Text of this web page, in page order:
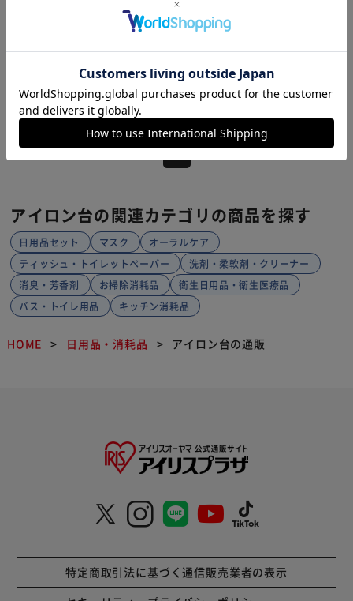
アイロン台 スタンド 舟型 IB-K003
¥4,380
アイロン台の関連カテゴリの商品を探す
日用品セット マスク
オーラルケア
ティッシュ・トイレットペーパー
洗剤・柔軟剤・クリーナー
消臭・芳香剤
お掃除消耗品
衛生日用品・衛生医療品
バス・トイレ用品
キッチン消耗品
HOME 日用品・消耗品 アイロン台の通販
特定商取引法に基づく通信販売業者の表示